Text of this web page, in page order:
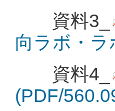
資料3_
向ラボ・
資料4_
(PDF/